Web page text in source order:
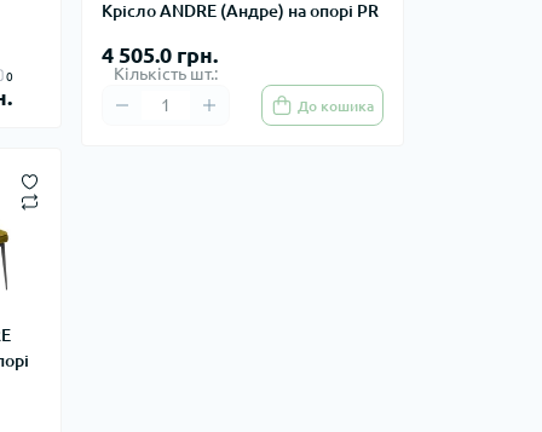
Крісло ANDRE (Андре) на опорі PR
4 505.0 грн.
Кількість шт.:
До кошика
0